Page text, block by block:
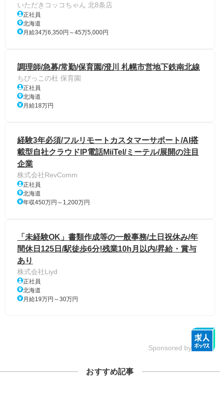
いただきコッコちゃん 北8条店
正社員
北海道
月給34万6,350円～45万5,000円
調理師/急募/常勤/保育園/澄川 札幌市営地下鉄南北線
ちびっこの杜 保育園
正社員
北海道
月給18万円
経験3年必須/フルリモートカスタマーサポート/AI搭
載型自社クラウドIP電話MiiTel/ミーテル/展開の注目
企業
株式会社RevComm
正社員
北海道
年収450万円～1,200万円
「未経験OK」書類作成等の一般事務/土日祝休み/年
間休日125日/駅徒歩6分!残業10h月以内/昇給・賞与
あり
株式会社Liyd
正社員
北海道
月給19万円～30万円
Sponsored by
おすすめ記事